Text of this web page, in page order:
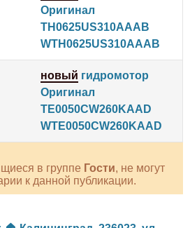
Оригинал
TH0625US310AAAB
WTH0625US310AAAB
новый гидромотор
Оригинал
TE0050CW260KAAD
WTE0050CW260KAAD
в группе Гости, не могут
к данной публикации.